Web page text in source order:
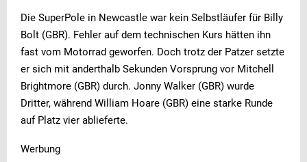
Die SuperPole in Newcastle war kein Selbstläufer für Billy
Bolt (GBR). Fehler auf dem technischen Kurs hätten ihn
fast vom Motorrad geworfen. Doch trotz der Patzer setzte
er sich mit anderthalb Sekunden Vorsprung vor Mitchell
Brightmore (GBR) durch. Jonny Walker (GBR) wurde
Dritter, während William Hoare (GBR) eine starke Runde
auf Platz vier ablieferte.
Werbung